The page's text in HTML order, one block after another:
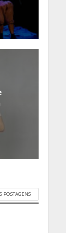
POSTAGENS